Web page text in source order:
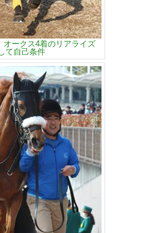
オークス4着のリアライズ
て自己条件